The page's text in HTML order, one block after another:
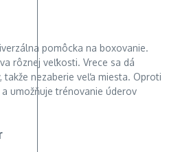
pomôcka na boxovanie.
rôznej veľkosti. Vrece sa dá
takže nezaberie veľa miesta. Oproti
umožňuje trénovanie úderov